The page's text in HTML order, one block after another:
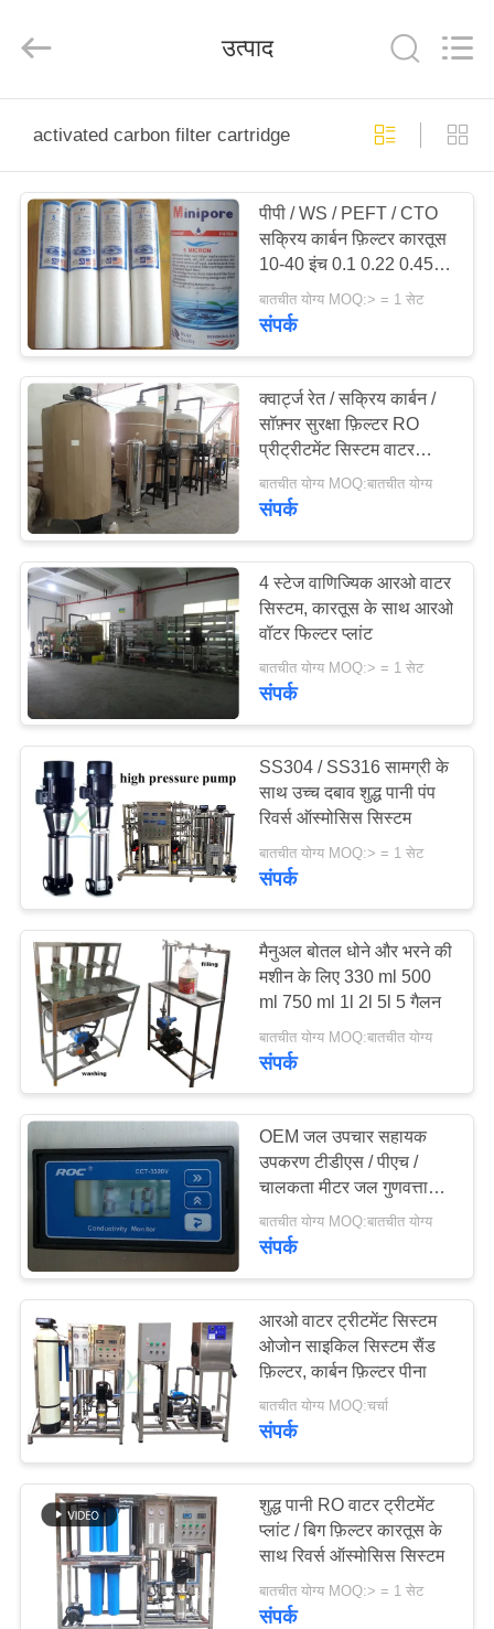
उत्पादों
हमारे
बारे
कारखाना
भ्रमण
गुणवत्ता
नियंत्रण
संपर्क
करें
एक
उद्धरण
अनुरोध
COMPANY
NEWS
साइटमैप
PRIVACY
POLICY
Treatment
Equipment
All
उत्पाद
activated carbon filter cartridge
पीपी / WS / PEFT / CTO
सक्रिय कार्बन फ़िल्टर कारतूस
10-40 इंच 0.1 0.22 0.45 1
5um
बातचीत योग्य MOQ:> = 1 सेट
संपर्क
क्वार्ट्ज रेत / सक्रिय कार्बन /
सॉफ़्नर सुरक्षा फ़िल्टर RO
प्रीट्रीटमेंट सिस्टम वाटर
प्यूरीफायर
बातचीत योग्य MOQ:बातचीत योग्य
संपर्क
4 स्टेज वाणिज्यिक आरओ वाटर
सिस्टम, कारतूस के साथ आरओ
वॉटर फिल्टर प्लांट
बातचीत योग्य MOQ:> = 1 सेट
संपर्क
SS304 / SS316 सामग्री के
साथ उच्च दबाव शुद्ध पानी पंप
रिवर्स ऑस्मोसिस सिस्टम
बातचीत योग्य MOQ:> = 1 सेट
संपर्क
मैनुअल बोतल धोने और भरने की
मशीन के लिए 330 ml 500
ml 750 ml 1l 2l 5l 5 गैलन
बातचीत योग्य MOQ:बातचीत योग्य
संपर्क
OEM जल उपचार सहायक
उपकरण टीडीएस / पीएच /
चालकता मीटर जल गुणवत्ता
परीक्षण उपकरण
बातचीत योग्य MOQ:बातचीत योग्य
संपर्क
आरओ वाटर ट्रीटमेंट सिस्टम
ओजोन साइकिल सिस्टम सैंड
फ़िल्टर, कार्बन फ़िल्टर पीना
बातचीत योग्य MOQ:चर्चा
संपर्क
शुद्ध पानी RO वाटर ट्रीटमेंट
प्लांट / बिग फ़िल्टर कारतूस के
साथ रिवर्स ऑस्मोसिस सिस्टम
बातचीत योग्य MOQ:> = 1 सेट
संपर्क